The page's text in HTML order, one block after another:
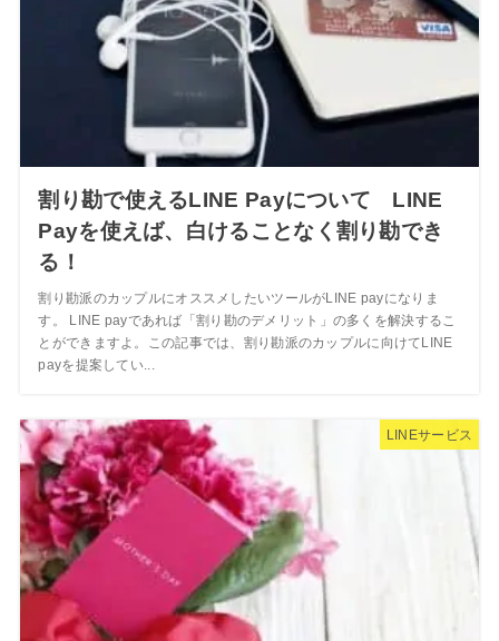
割り勘で使えるLINE Payについて LINE
Payを使えば、白けることなく割り勘でき
る！
割り勘派のカップルにオススメしたいツールがLINE payになりま
す。 LINE payであれば「割り勘のデメリット」の多くを解決するこ
とができますよ。この記事では、割り勘派のカップルに向けてLINE
payを提案してい...
LINEサービス